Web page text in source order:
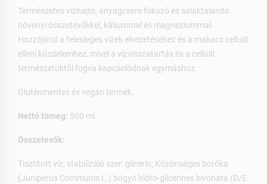
Természetes vízhajtó, anyagcsere fokozó és salaktalanító
növényi összetevőkkel, káliummal és magnéziummal.
Hozzájárul a felesleges vizek elvezetéséhez és a makacs cellulit
elleni küzdelemhez, mivel a vízvisszatartás és a cellulit
természetüktől fogva kapcsolódnak egymáshoz.
Gluténmentes és vegán termék.
Nettó tömeg: 500 ml
Összetevők:
Tisztított víz; stabilizáló szer: glicerin; Közönséges boróka
(Juniperus Communis L.) bogyó hidro-glicerines kivonata (D/E-